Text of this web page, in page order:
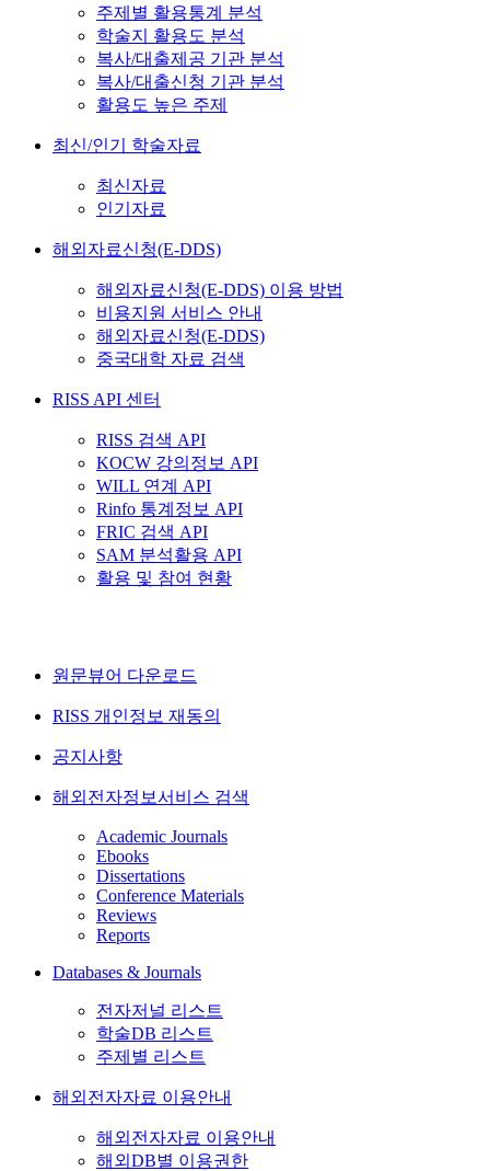
주제별 활용통계 분석
학술지 활용도 분석
복사/대출제공 기관 분석
복사/대출신청 기관 분석
활용도 높은 주제
최신/인기 학술자료
최신자료
인기자료
해외자료신청(E-DDS)
해외자료신청(E-DDS) 이용 방법
비용지원 서비스 안내
해외자료신청(E-DDS)
중국대학 자료 검색
RISS API 센터
RISS 검색 API
KOCW 강의정보 API
WILL 연계 API
Rinfo 통계정보 API
FRIC 검색 API
SAM 분석활용 API
활용 및 참여 현황
원문뷰어 다운로드
RISS 개인정보 재동의
공지사항
해외전자정보서비스 검색
Academic Journals
Ebooks
Dissertations
Conference Materials
Reviews
Reports
Databases & Journals
전자저널 리스트
학술DB 리스트
주제별 리스트
해외전자자료 이용안내
해외전자자료 이용안내
해외DB별 이용권한